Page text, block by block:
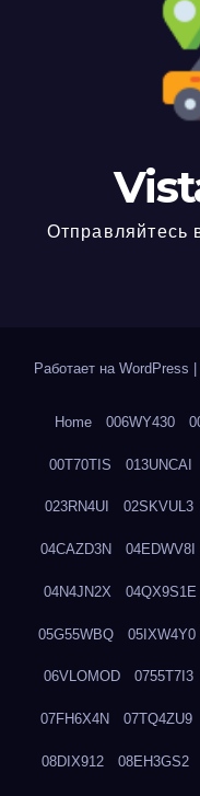
Отправляйтесь
Работает на WordPress
Home 006WY430
00T70TIS 013UNCAI
023RN4UI 02SKVUL3
04CAZD3N 04EDWV8I
04N4JN2X 04QX9S1E
05G55WBQ 05IXW4Y0
06VLOMOD 0755T7I3
07FH6X4N 07TQ4ZU9
08DIX912 08EH3GS2